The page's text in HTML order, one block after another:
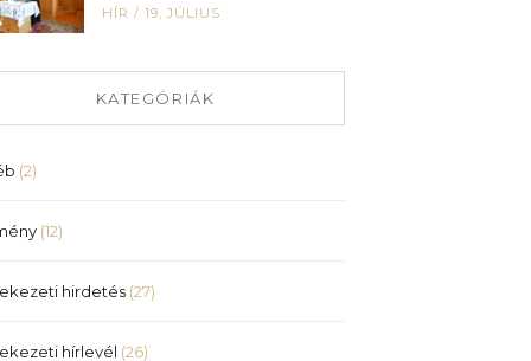
HÍR / 19, JÚLIUS
KATEGÓRIÁK
(2)
(12)
hirdetés (27)
hírlevél (26)